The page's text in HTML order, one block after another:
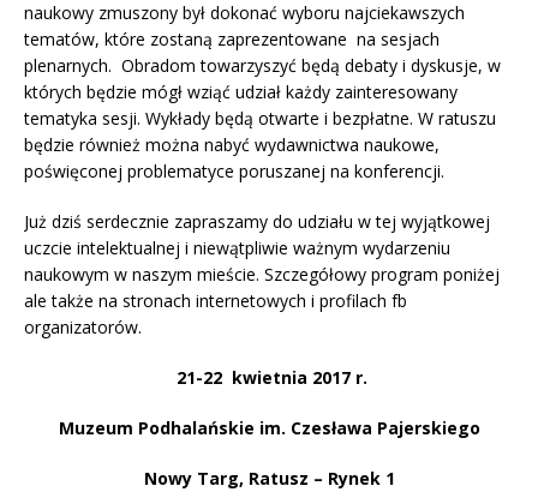
naukowy zmuszony był dokonać wyboru najciekawszych
tematów, które zostaną zaprezentowane na sesjach
plenarnych. Obradom towarzyszyć będą debaty i dyskusje, w
których będzie mógł wziąć udział każdy zainteresowany
tematyka sesji. Wykłady będą otwarte i bezpłatne. W ratuszu
będzie również można nabyć wydawnictwa naukowe,
poświęconej problematyce poruszanej na konferencji.
Już dziś serdecznie zapraszamy do udziału w tej wyjątkowej
uczcie intelektualnej i niewątpliwie ważnym wydarzeniu
naukowym w naszym mieście. Szczegółowy program poniżej
ale także na stronach internetowych i profilach fb
organizatorów.
21-22 kwietnia 2017 r.
Muzeum Podhalańskie im. Czesława Pajerskiego
Nowy Targ, Ratusz – Rynek 1